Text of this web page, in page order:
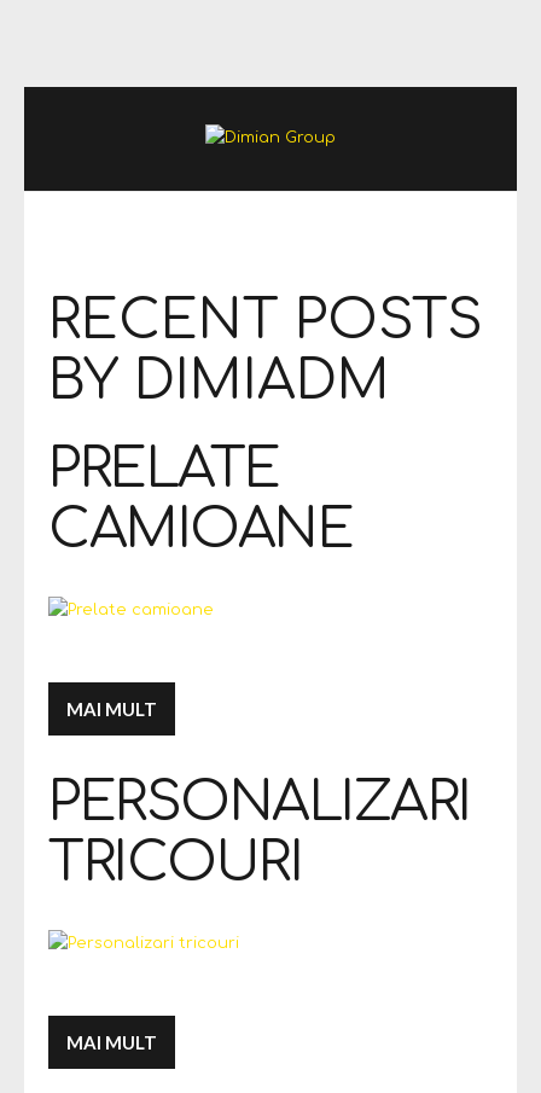
RECENT POSTS
BY DIMIADM
PRELATE
CAMIOANE
MAI MULT
PERSONALIZARI
TRICOURI
MAI MULT